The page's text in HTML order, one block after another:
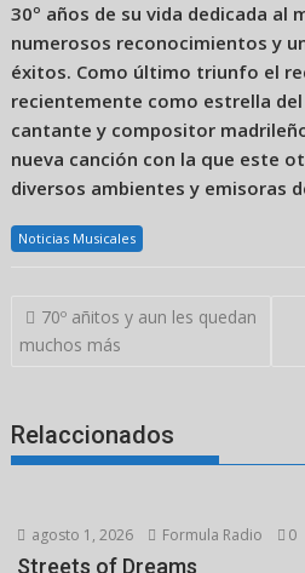
30º años de su vida dedicada al
numerosos reconocimientos y
éxitos. Como último triunfo el
recientemente como estrella del
cantante y compositor
nueva canción con la que este
diversos ambientes y emisoras
Noticias Musicales
Navegación
de
70º añitos y aun les quedan
muchos más
Relaccionados
agosto 1, 2026 Formula Radio 0
Streets of Dreams